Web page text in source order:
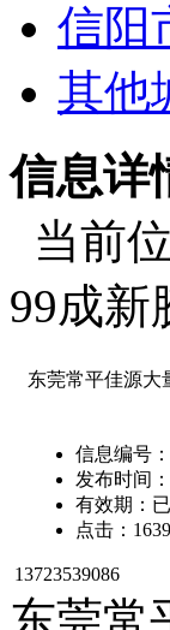
信阳
其他
信息详
当前
99成新
东莞常平佳源大
信息编号：
发布时间：
有效期：
点击： 1639
13723539086